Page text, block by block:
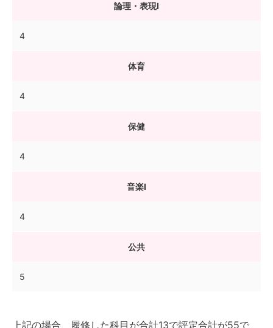
論理・表現I
4
体育
4
保健
4
音楽I
4
公共
5
上記の場合、履修した科目が合計13で評定合計が55で